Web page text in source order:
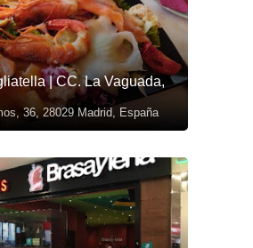
| CC. La Vaguada,
36, 28029 Madrid, España